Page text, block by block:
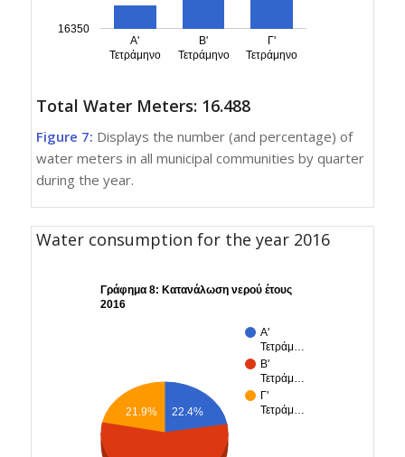
Α'
Τετράμηνο
Β'
Τετράμηνο
Γ'
Τετράμηνο
16350
Total Water Meters: 16.488
Figure 7: Displays the number (and percentage) of
water meters in all municipal communities by quarter
during the year.
Water consumption for the year 2016
Γράφημα 8: Κατανάλωση νερού έτους
2016
Α'
Τετράμ…
Β'
Τετράμ…
Γ'
Τετράμ…
22.4%
21.9%